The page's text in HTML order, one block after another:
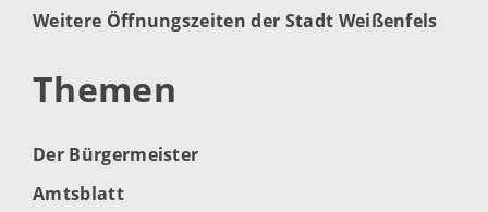
Weitere Öffnungszeiten der Stadt Weißenfels
Themen
Der Bürgermeister
Amtsblatt